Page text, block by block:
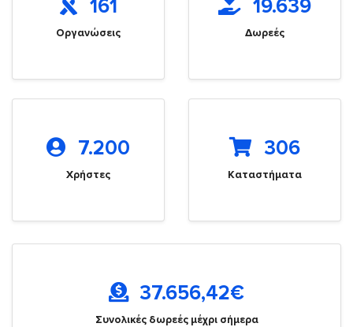
161
Οργανώσεις
19.639
Δωρεές
7.200
Χρήστες
306
Καταστήματα
37.656,42€
Συνολικές δωρεές μέχρι σήμερα